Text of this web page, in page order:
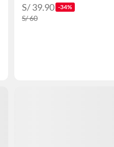
S/ 39.90 -34%
S/ 60